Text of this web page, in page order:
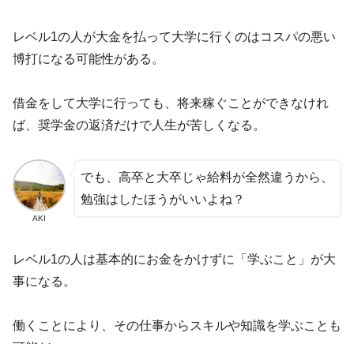
レベル1の人が大金を払って大学に行くのはコスパの悪い
博打になる可能性がある。
借金をして大学に行っても、将来稼ぐことができなけれ
ば、奨学金の返済だけで人生が苦しくなる。
AKI
でも、高卒と大卒じゃ給料が全然違うから、
勉強はしたほうがいいよね？
レベル1の人は基本的にお金をかけずに「学ぶこと」が大
事になる。
働くことにより、その仕事からスキルや知識を学ぶことも